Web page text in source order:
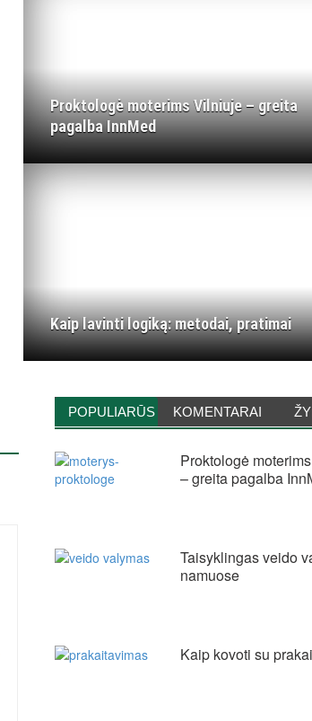
Proktologė moterims Vilniuje – greita
pagalba InnMed
Kaip lavinti logiką: metodai, pratimai
POPULIARŪS KOMENTARAI
Proktologė
– greita pagalba
Taisyklingas veido
namuose
Kaip kovoti su